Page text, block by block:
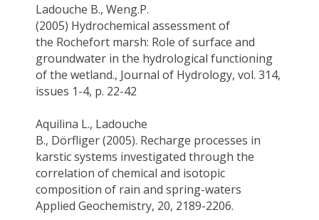
Ladouche B., Weng.P.
(2005) Hydrochemical assessment of
the Rochefort marsh: Role of surface and
groundwater in the hydrological functioning
of the wetland., Journal of Hydrology, vol. 314,
issues 1-4, p. 22-42
Aquilina L., Ladouche
B., Dörfliger(2005). Recharge processes in
karstic systems investigated through the
correlation of chemical and isotopic
composition of rain and spring-waters
Applied Geochemistry, 20, 2189-2206.